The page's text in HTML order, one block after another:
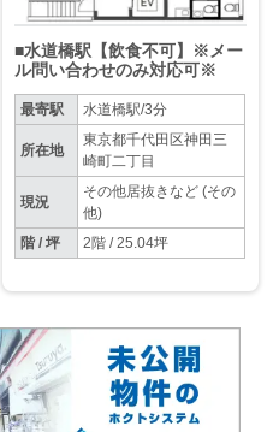
■水道橋駅【飲食不可】※メー
ル問い合わせのみ対応可※
最寄駅 水道橋駅/3分
所在地
東京都千代田区神田三
崎町二丁目
現況
その他居抜きなど (その
他)
階 / 坪
2階 / 25.04坪